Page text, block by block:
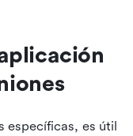
específicas, es útil